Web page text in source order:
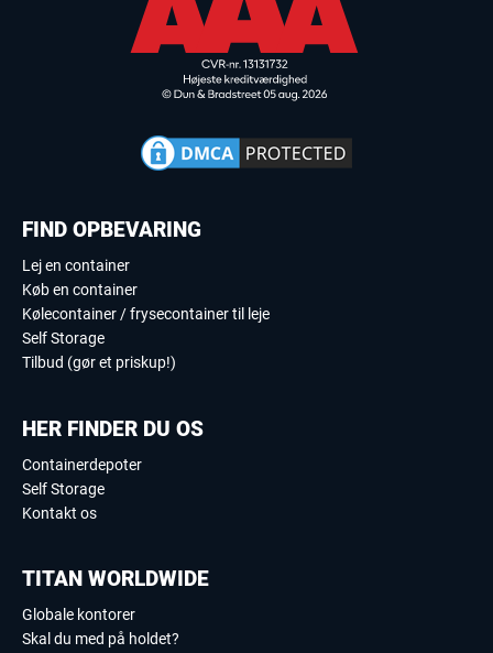
FIND OPBEVARING
Lej en container
Køb en container
Kølecontainer / frysecontainer til leje
Self Storage
Tilbud (gør et priskup!)
HER FINDER DU OS
Containerdepoter
Self Storage
Kontakt os
TITAN WORLDWIDE
Globale kontorer
Skal du med på holdet?